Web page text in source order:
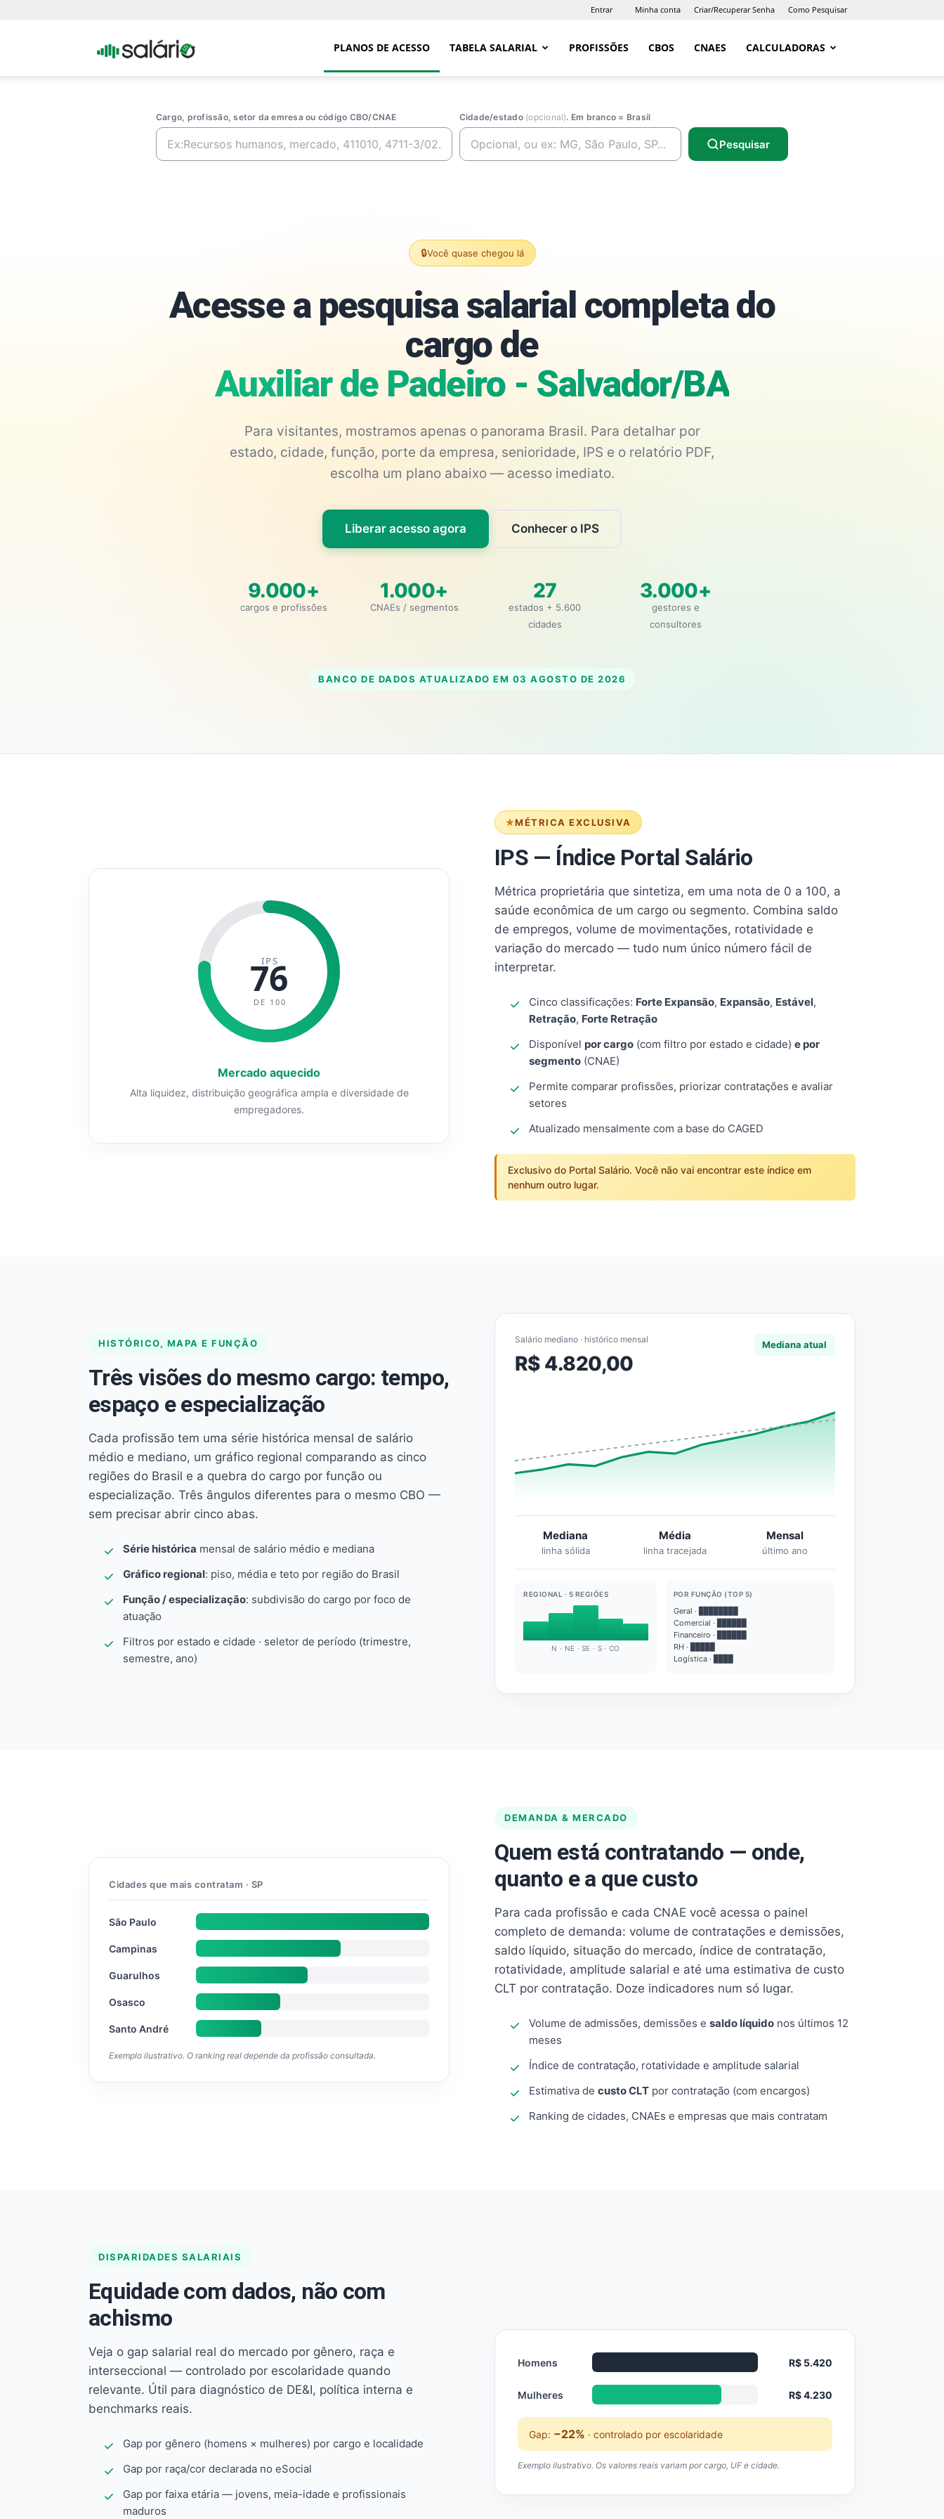
Entrar Minha conta Criar/Recuperar Senha Como Pesquisar
Portal PLANOS DE ACESSO TABELA SALARIAL PROFISSÕES CBOS CNAES CALCULADORAS
Cargo, profissão, setor da emresa ou código CBO/CNAE Cidade/estado (opcional). Em branco = Brasil
Pesquisar
🔒Você quase chegou lá
Acesse a pesquisa salarial completa do
cargo de
Auxiliar de Padeiro - Salvador/BA
Para visitantes, mostramos apenas o panorama Brasil. Para detalhar por
estado, cidade, função, porte da empresa, senioridade, IPS e o relatório PDF,
escolha um plano abaixo — acesso imediato.
Liberar acesso agora Conhecer o IPS
9.000+
cargos e profissões
1.000+
CNAEs / segmentos
27
estados + 5.600
cidades
3.000+
gestores e
consultores
BANCO DE DADOS ATUALIZADO EM 03 AGOSTO DE 2026
MÉTRICA EXCLUSIVA
IPS — Índice Portal Salário
Métrica proprietária que sintetiza, em uma nota de 0 a 100, a
saúde econômica de um cargo ou segmento. Combina saldo
de empregos, volume de movimentações, rotatividade e
variação do mercado — tudo num único número fácil de
interpretar.
Cinco classificações: Forte Expansão, Expansão, Estável,
Retração, Forte Retração
Disponível por cargo (com filtro por estado e cidade) e por
segmento (CNAE)
Permite comparar profissões, priorizar contratações e avaliar
setores
Atualizado mensalmente com a base do CAGED
Exclusivo do Portal Salário. Você não vai encontrar este índice em
nenhum outro lugar.
IPS
76
DE 100
Mercado aquecido
Alta liquidez, distribuição geográfica ampla e diversidade de
empregadores.
HISTÓRICO, MAPA E FUNÇÃO
Três visões do mesmo cargo: tempo,
espaço e especialização
Cada profissão tem uma série histórica mensal de salário
médio e mediano, um gráfico regional comparando as cinco
regiões do Brasil e a quebra do cargo por função ou
especialização. Três ângulos diferentes para o mesmo CBO —
sem precisar abrir cinco abas.
Série histórica mensal de salário médio e mediana
Gráfico regional: piso, média e teto por região do Brasil
Função / especialização: subdivisão do cargo por foco de
atuação
Filtros por estado e cidade · seletor de período (trimestre,
semestre, ano)
Salário mediano · histórico mensal
R$ 4.820,00
Mediana atual
Mediana
linha sólida
Média
linha tracejada
Mensal
último ano
REGIONAL · 5 REGIÕES
N · NE · SE · S · CO
POR FUNÇÃO (TOP 5)
Geral · ████████
Comercial · ██████
Financeiro · ██████
RH · █████
Logística · ████
DEMANDA & MERCADO
Quem está contratando — onde,
quanto e a que custo
Para cada profissão e cada CNAE você acessa o painel
completo de demanda: volume de contratações e demissões,
saldo líquido, situação do mercado, índice de contratação,
rotatividade, amplitude salarial e até uma estimativa de custo
CLT por contratação. Doze indicadores num só lugar.
Volume de admissões, demissões e saldo líquido nos últimos 12
meses
Índice de contratação, rotatividade e amplitude salarial
Estimativa de custo CLT por contratação (com encargos)
Ranking de cidades, CNAEs e empresas que mais contratam
Cidades que mais contratam · SP
São Paulo
Campinas
Guarulhos
Osasco
Santo André
Exemplo ilustrativo. O ranking real depende da profissão consultada.
DISPARIDADES SALARIAIS
Equidade com dados, não com
achismo
Veja o gap salarial real do mercado por gênero, raça e
interseccional — controlado por escolaridade quando
relevante. Útil para diagnóstico de DE&I, política interna e
benchmarks reais.
Gap por gênero (homens × mulheres) por cargo e localidade
Gap por raça/cor declarada no eSocial
Gap por faixa etária — jovens, meia-idade e profissionais
maduros
Homens R$ 5.420
Mulheres R$ 4.230
Gap: −22% · controlado por escolaridade
Exemplo ilustrativo. Os valores reais variam por cargo, UF e cidade.